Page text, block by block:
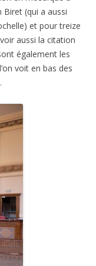
à un
de
des beaux
déjà